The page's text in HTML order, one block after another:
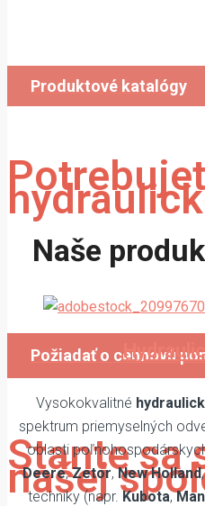
Produktové katalógy
Vyrábame atypické
valce na objednávku.
Požiadať o cennovú
Stante sa
našej
Naše
Vysokokvalitné
spektrum priemyselných
oblasti
Deere,Zetor,New Holland
techniky (napr. Kubota,